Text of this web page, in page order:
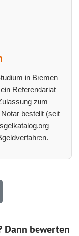
in Bremen
Referendariat
zum
bestellt (seit
Dann bewerten